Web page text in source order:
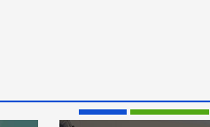
Berita Pendidikan